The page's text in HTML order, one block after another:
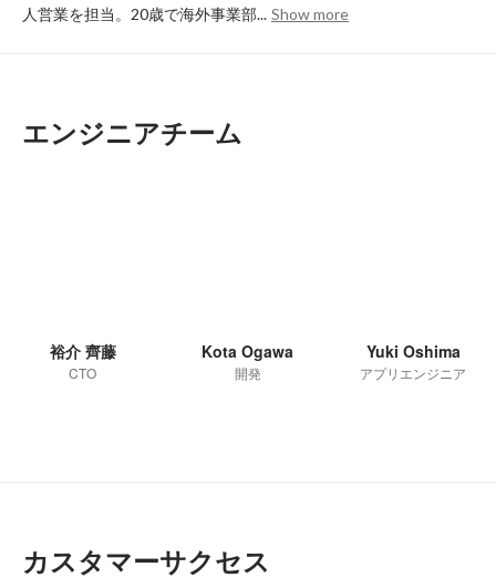
人営業を担当。20歳で海外事業部... Show more
エンジニアチーム
裕介 齊藤
CTO
Kota Ogawa
開発
Yuki Oshima
アプリエンジニア
カスタマーサクセス